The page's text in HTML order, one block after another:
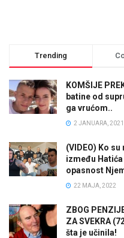
Trending
KOMŠIJE
batine od
ga vrućom..
2 JANUARA, 2021
(VIDEO) Ko
između Hatića
opasnost
22 MAJA, 2022
ZBOG
ZA SVEKRA
šta je učinila!